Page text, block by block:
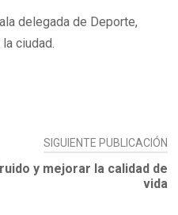
delegada de Deporte,
ciudad.
SIGUIENTE PUBLICACIÓN
y mejorar la calidad de
vida